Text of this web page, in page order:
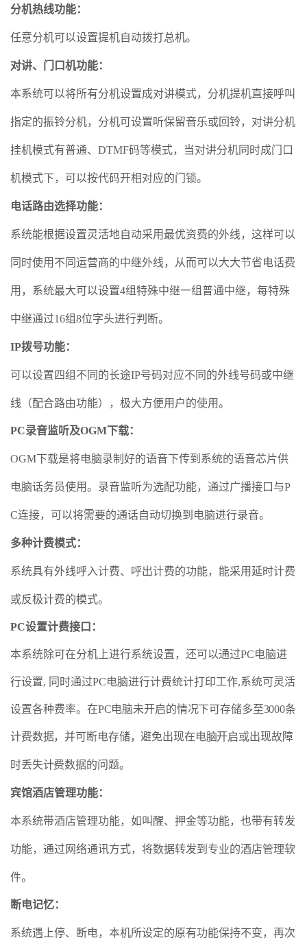
分机热线功能：
任意分机可以设置提机自动拨打总机。
对讲、门口机功能：
本系统可以将所有分机设置成对讲模式，分机提机直接呼叫
指定的振铃分机，分机可设置听保留音乐或回铃，对讲分机
挂机模式有普通、DTMF码等模式，当对讲分机同时成门口
机模式下，可以按代码开相对应的门锁。
电话路由选择功能：
系统能根据设置灵活地自动采用最优资费的外线，这样可以
同时使用不同运营商的中继外线，从而可以大大节省电话费
用，系统最大可以设置4组特殊中继一组普通中继，每特殊
中继通过16组8位字头进行判断。
IP拨号功能：
可以设置四组不同的长途IP号码对应不同的外线号码或中继
线（配合路由功能），极大方便用户的使用。
PC录音监听及OGM下载：
OGM下载是将电脑录制好的语音下传到系统的语音芯片供
电脑话务员使用。录音监听为选配功能，通过广播接口与P
C连接，可以将需要的通话自动切换到电脑进行录音。
多种计费模式：
系统具有外线呼入计费、呼出计费的功能，能采用延时计费
或反极计费的模式。
PC设置计费接口 ：
本系统除可在分机上进行系统设置，还可以通过PC电脑进
行设置, 同时通过PC电脑进行计费统计打印工作,系统可灵活
设置各种费率。在PC电脑未开启的情况下可存储多至3000条
计费数据，并可断电存储，避免出现在电脑开启或出现故障
时丢失计费数据的问题。
宾馆酒店管理功能：
本系统带酒店管理功能，如叫醒、押金等功能，也带有转发
功能，通过网络通讯方式，将数据转发到专业的酒店管理软
件。
断电记忆：
系统遇上停、断电，本机所设定的原有功能保持不变，再次